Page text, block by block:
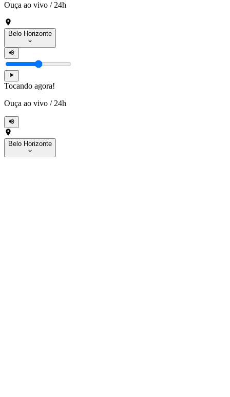
Ouça ao vivo / 24h
Belo Horizonte
Tocando agora!
Ouça ao vivo / 24h
Belo Horizonte